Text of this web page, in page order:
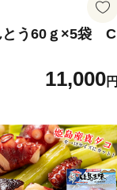
とう60ｇ×5袋 C
11,000円